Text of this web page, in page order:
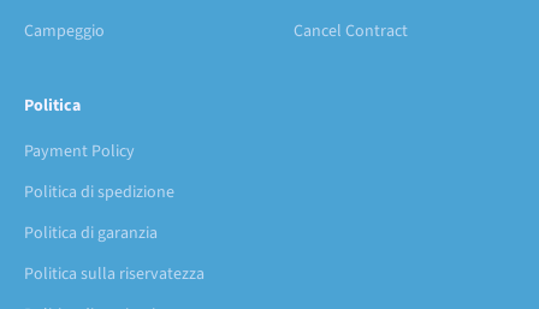
Campeggio
Cancel Contract
Politica
Payment Policy
Politica di spedizione
Politica di garanzia
Politica sulla riservatezza